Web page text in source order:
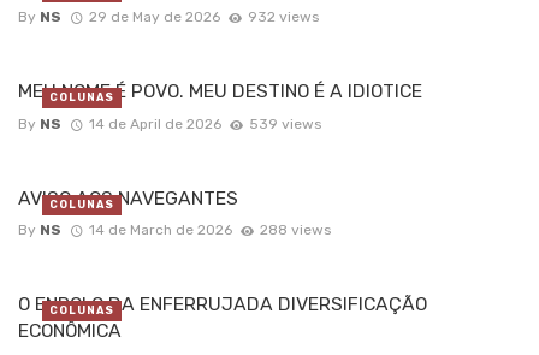
By NS 29 de May de 2026 932 views
MEU NOME É POVO. MEU DESTINO É A IDIOTICE
By NS 14 de April de 2026 539 views
COLUNAS
AVISO AOS NAVEGANTES
By NS 14 de March de 2026 288 views
COLUNAS
O ENROLO DA ENFERRUJADA DIVERSIFICAÇÃO
ECONÔMICA
COLUNAS